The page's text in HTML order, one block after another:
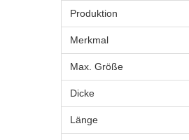
Produktion
Merkmal
Max. Größe
Dicke
Länge